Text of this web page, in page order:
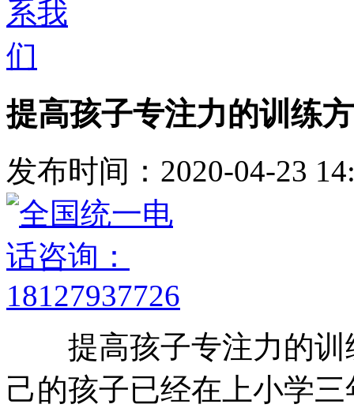
提高孩子专注力的训练
发布时间：2020-04-23
提高孩子专注力的训
己的孩子已经在上小学